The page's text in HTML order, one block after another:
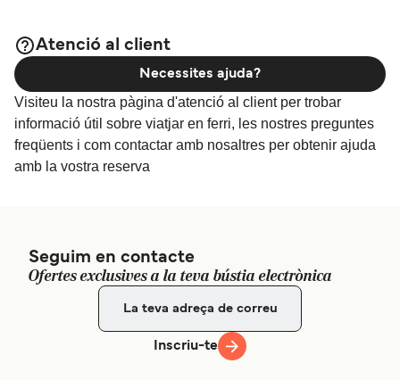
Atenció al client
Visiteu la nostra pàgina d'atenció al client per trobar
informació útil sobre viatjar en ferri, les nostres preguntes
freqüents i com contactar amb nosaltres per obtenir ajuda
amb la vostra reserva
Necessites ajuda?
Seguim en contacte
Ofertes exclusives a la teva bústia electrònica
Inscriu-te